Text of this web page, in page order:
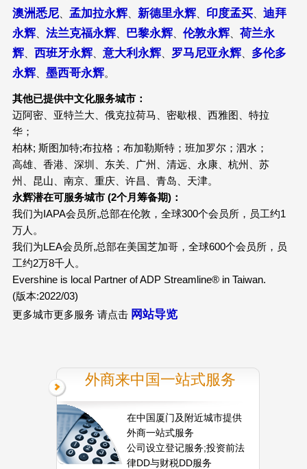
澳洲悉尼、 孟加拉永辉、 新德里永辉、 印度孟买、 迪拜
永辉、 法兰克福永辉、 巴黎永辉、 伦敦永辉、 荷兰永
辉、 西班牙永辉、 意大利永辉、 罗马尼亚永辉、 多伦多
永辉、 墨西哥永辉。
其他已提供中文化服务城市：
迈阿密、亚特兰大、俄克拉荷马、密歇根、西雅图、特拉
华；
柏林; 斯图加特;布拉格；布加勒斯特；班加罗尔；泗水；
高雄、香港、深圳、东关、广州、清远、永康、杭州、苏
州、昆山、南京、重庆、许昌、青岛、天津。
永辉潜在可服务城市 (2个月筹备期)：
我们为IAPA会员所,总部在伦敦，全球300个会员所，员工约1
万人。
我们为LEA会员所,总部在美国芝加哥，全球600个会员所，员
工约2万8千人。
Evershine is local Partner of ADP Streamline® in Taiwan.
(版本:2022/03)
更多城市更多服务 请点击 网站导览
外商来中国一站式服务
在中国厦门及附近城市提供
外商一站式服务
公司设立登记服务;投资前法
律DD与财税DD服务